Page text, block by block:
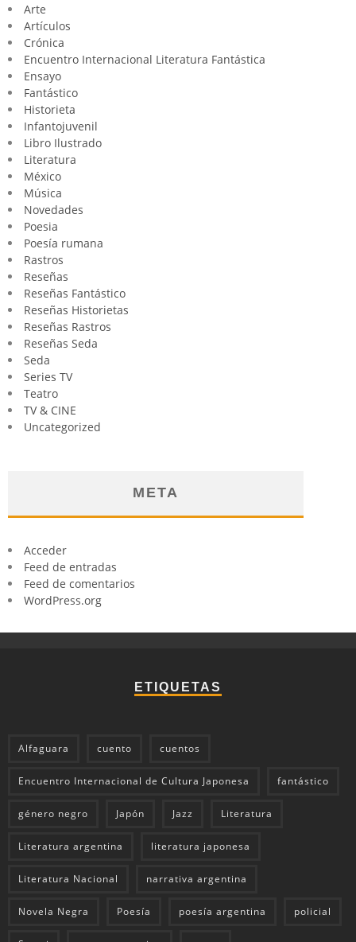
Arte
Artículos
Crónica
Encuentro Internacional Literatura Fantástica
Ensayo
Fantástico
Historieta
Infantojuvenil
Libro Ilustrado
Literatura
México
Música
Novedades
Poesia
Poesía rumana
Rastros
Reseñas
Reseñas Fantástico
Reseñas Historietas
Reseñas Rastros
Reseñas Seda
Seda
Series TV
Teatro
TV & CINE
Uncategorized
META
Acceder
Feed de entradas
Feed de comentarios
WordPress.org
ETIQUETAS
Alfaguara cuento cuentos
Encuentro Internacional de Cultura Japonesa fantástico
género negro Japón Jazz Literatura
Literatura argentina literatura japonesa
Literatura Nacional narrativa argentina
Novela Negra Poesía poesía argentina policial